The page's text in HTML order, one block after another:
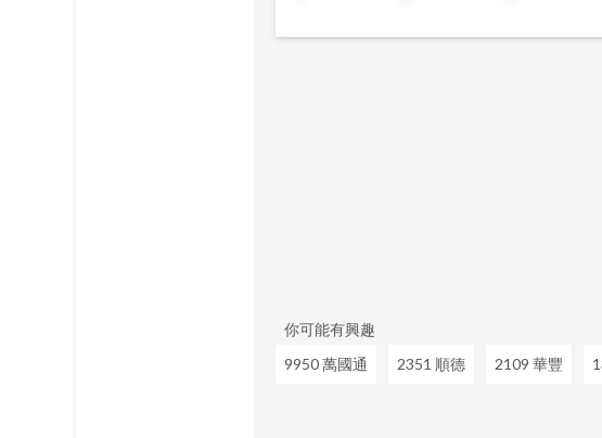
你可能有興趣
9950 萬國通
2351 順德 2109 華豐